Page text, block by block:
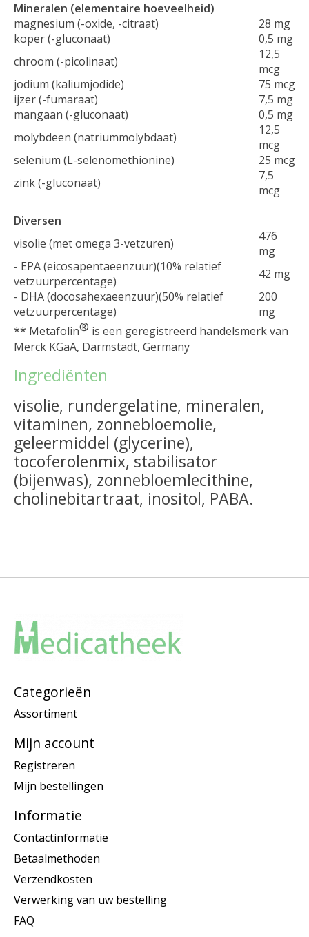
Mineralen (elementaire hoeveelheid)
magnesium (-oxide, -citraat)
28 mg
koper (-gluconaat)
0,5 mg
chroom (-picolinaat)
12,5
mcg
jodium (kaliumjodide)
75 mcg
ijzer (-fumaraat)
7,5 mg
mangaan (-gluconaat)
0,5 mg
molybdeen (natriummolybdaat)
12,5
mcg
selenium (L-selenomethionine)
25 mcg
zink (-gluconaat)
7,5
mcg
Diversen
visolie (met omega 3-vetzuren)
476
mg
- EPA (eicosapentaeenzuur)(10% relatief
vetzuurpercentage)
42 mg
- DHA (docosahexaeenzuur)(50% relatief
vetzuurpercentage)
200
mg
** Metafolin® is een geregistreerd handelsmerk van
Merck KGaA, Darmstadt, Germany
Ingrediënten
visolie, rundergelatine, mineralen,
vitaminen, zonnebloemolie,
geleermiddel (glycerine),
tocoferolenmix, stabilisator
(bijenwas), zonnebloemlecithine,
cholinebitartraat, inositol, PABA.
Categorieën
Assortiment
Mijn account
Registreren
Mijn bestellingen
Informatie
Contactinformatie
Betaalmethoden
Verzendkosten
Verwerking van uw bestelling
FAQ